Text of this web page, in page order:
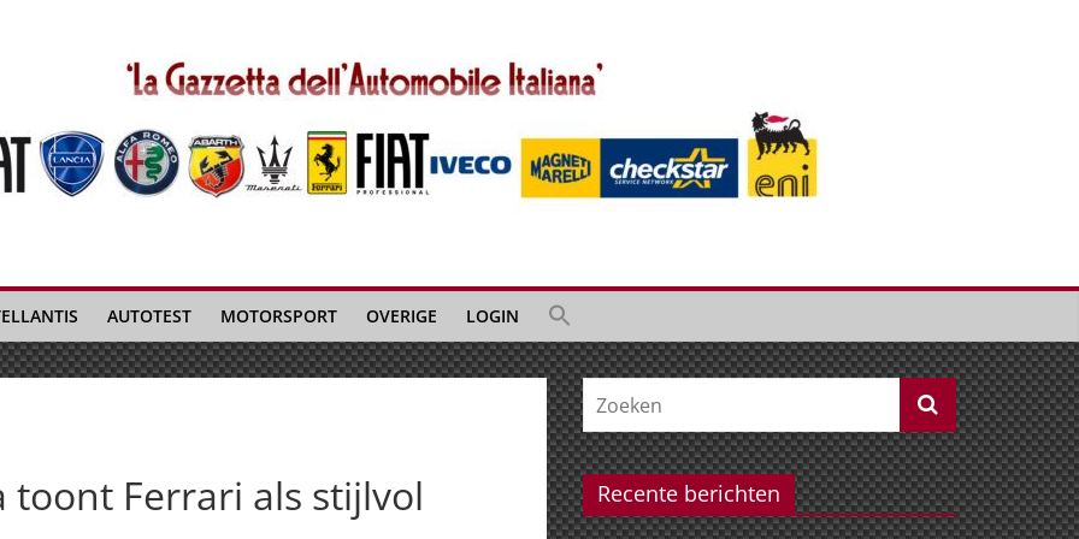
AUTOTEST MOTORSPORT OVERIGE LOGIN
toont Ferrari als stijlvol
Recente berichten